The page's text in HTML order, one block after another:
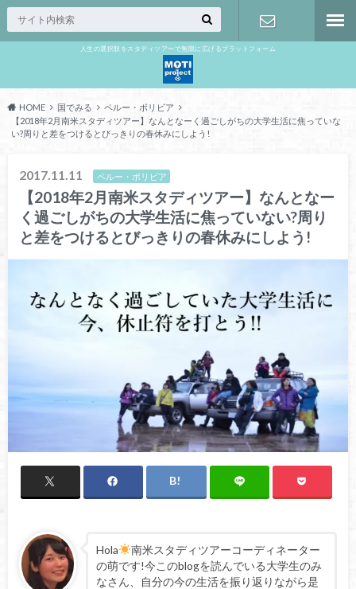
人生の選択肢をスタディツアーで無限に広げるプラットフォーム
HOME 国でみる
ペルー・ボリビア
【2018年2月南米スタディツアー】なんとなーく過ごしがちの大学生活に焦っていな
い?周りと差をつけるとびっきりの春休みにしよう!
2017.11.11 ペルー・ボリビア
【2018年2月南米スタディツアー】なんとなー
く過ごしがちの大学生活に焦っていない?周り
と差をつけるとびっきりの春休みにしよう!
Hola
南米スタディツアーコーディネーター
の萌です!今このblogを読んでいる大学生のみ
なさん、自分の今の生活を振り返りながら是